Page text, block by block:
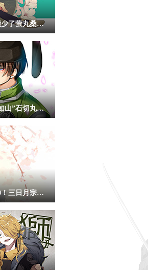
新年福利图一波流怎么能少了萤丸桑呢！
这货又来占便宜！“父爱如山”石切丸同人图
我的“爷爷”不可能辣么帅！三日月宗近同人赏